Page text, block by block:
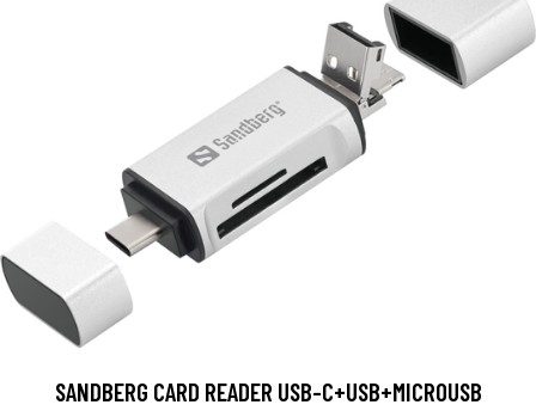
SANDBERG CARD READER USB-C+USB+MICROUSB